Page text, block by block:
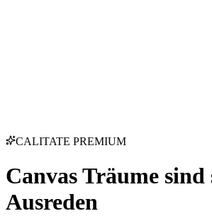
CALITATE PREMIUM
Canvas Träume
Ausreden